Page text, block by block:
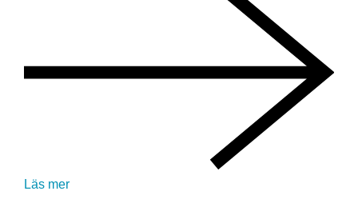
Läs mer